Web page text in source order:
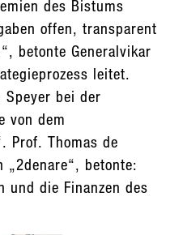
des Bistums
offen, transparent
betonte Generalvikar
leitet.
bei der
von dem
Prof. Thomas de
„2denare“, betonte:
und die Finanzen des